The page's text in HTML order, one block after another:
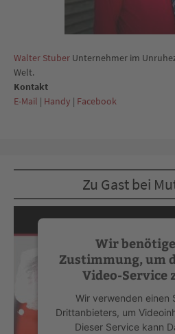
Walter Stuber Unternehmer im
Welt.
Kontakt
E-Mail | Handy | Facebook
Zu Gast bei
Wir
Zustimmung, um
Video-Service
Wir verwenden einen
Drittanbieters, um
Dieser Service kann